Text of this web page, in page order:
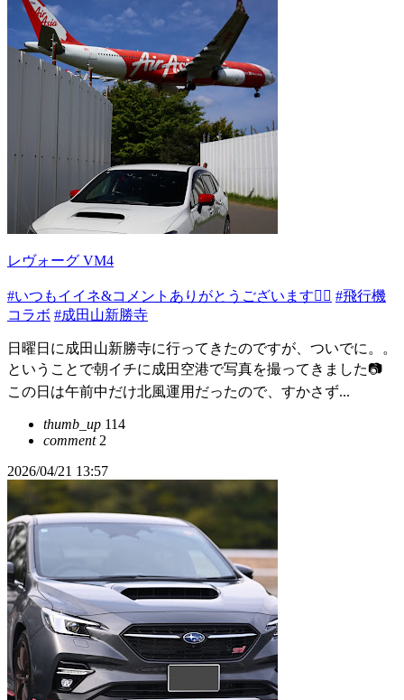
レヴォーグ VM4
#いつもイイネ&コメントありがとうございます🙇‍♂️ #飛行機
コラボ #成田山新勝寺
日曜日に成田山新勝寺に行ってきたのですが、ついでに。。
ということで朝イチに成田空港で写真を撮ってきました📷
この日は午前中だけ北風運用だったので、すかさず...
thumb_up 114
comment2
2026/04/21 13:57